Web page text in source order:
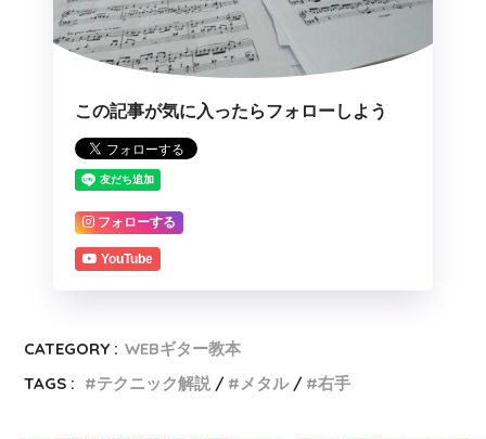
この記事が気に入ったらフォローしよう
フォローする
YouTube
CATEGORY : WEBギター教本
TAGS :
テクニック解説 メタル 右手